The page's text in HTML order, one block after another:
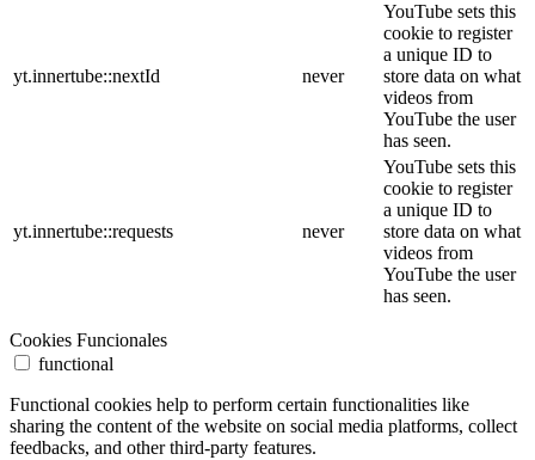
yt.innertube::nextId never
YouTube sets this
cookie to register
a unique ID to
store data on what
videos from
YouTube the user
has seen.
yt.innertube::requests never
YouTube sets this
cookie to register
a unique ID to
store data on what
videos from
YouTube the user
has seen.
Cookies Funcionales
functional
Functional cookies help to perform certain functionalities like
sharing the content of the website on social media platforms, collect
feedbacks, and other third-party features.